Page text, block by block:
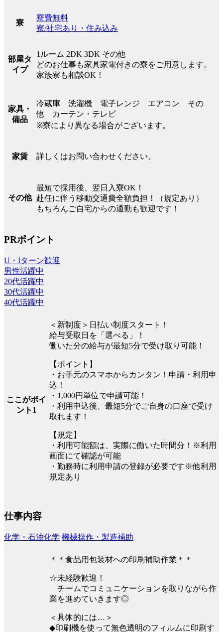
寮
寮費無料
寮/社宅あり・住み込み
部屋タ
イプ
1ルーム 2DK 3DK その他
どのお仕事も家具家電付きの寮をご用意します。
家族寮も相談OK！
家具・
備品
冷蔵庫 洗濯機 電子レンジ エアコン その
他 カーテン・テレビ
※寮により異なる場合がございます。
家賃 詳しくはお問い合わせください。
その他
最短で採用後、翌日入寮OK！
赴任に伴う移動交通費全額負担！（規定あり）
もちろんご自宅からの通勤も歓迎です！
PRポイント
U・Iターン歓迎
男性活躍中
20代活躍中
30代活躍中
40代活躍中
ここがポイ
ント1
＜新制度＞日払い制度スタート！
給与受取日を「選べる」！
働いた分の給与が最短5分で受け取り可能！
【ポイント】
・お手元のスマホからカンタン！申請・利用申
込！
・1,000円単位で申請可能！
・利用申込後、最短5分でご自身の口座で受け
取れます！
【規定】
・利用可能額は、実際に働いた時間分！※利用
画面にて確認が可能
・勤務時に利用申請の登録が必要です※他利用
規定あり
仕事内容
化学・石油化学 機械操作・製造補助
＊＊食品用包装材への印刷補助作業＊＊
☆未経験歓迎！
チームでコミュニケーションを取りながら作
業を進めていきます◎
＜具体的には…＞
◆印刷機を使って無色透明のフィルムに印刷す